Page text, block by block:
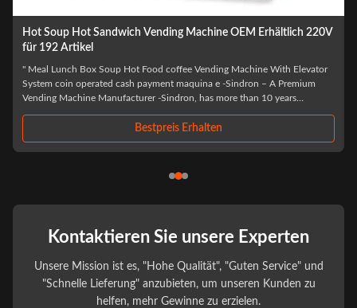
220V
With Elevator
A Premium
years
4KW-Automaten für warme Speisen, MDB-Lunchbox-
Automaten
Dimensions H x L x W 2280 mm* 1880 mm* 1020mm Weight
600 kg N.W Capacity No.of shelves: standard 7 Items per shelf:
per item: 5-7 *shelves can be adjusted according to the
items Power ...
Bestpreis Erhalten
Kontaktieren Sie unsere Experten
Unsere Mission ist es, "Hohe Qualität", "Guten Service" und
"Schnelle Lieferung" anzubieten, um unseren Kunden zu
helfen, mehr Gewinne zu erzielen.